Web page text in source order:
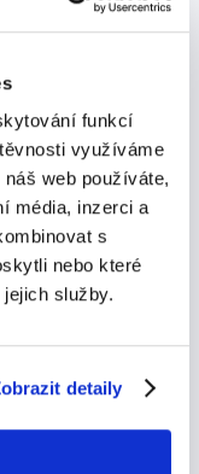
funkcí
využíváme
web používáte,
média, inzerci a
s
nebo které
služby.
detaily
S českým
a s rodilým
stylem se